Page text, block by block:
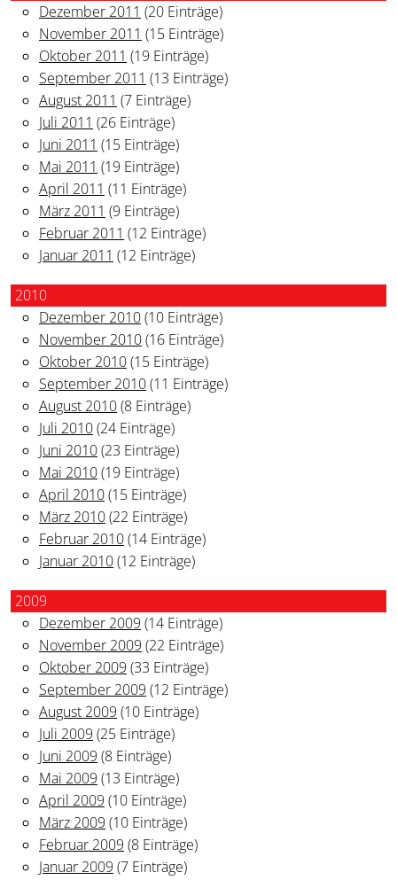
Dezember 2011 (20 Einträge)
November 2011 (15 Einträge)
Oktober 2011 (19 Einträge)
September 2011 (13 Einträge)
August 2011 (7 Einträge)
Juli 2011 (26 Einträge)
Juni 2011 (15 Einträge)
Mai 2011 (19 Einträge)
April 2011 (11 Einträge)
März 2011 (9 Einträge)
Februar 2011 (12 Einträge)
Januar 2011 (12 Einträge)
2010
Dezember 2010(10 Einträge)
November 2010(16 Einträge)
Oktober 2010(15 Einträge)
September 2010(11 Einträge)
August 2010(8 Einträge)
Juli 2010(24 Einträge)
Juni 2010(23 Einträge)
Mai 2010(19 Einträge)
April 2010(15 Einträge)
März 2010(22 Einträge)
Februar 2010(14 Einträge)
Januar 2010(12 Einträge)
2009
Dezember 2009 (14 Einträge)
November 2009 (22 Einträge)
Oktober 2009 (33 Einträge)
September 2009 (12 Einträge)
August 2009 (10 Einträge)
Juli 2009 (25 Einträge)
Juni 2009 (8 Einträge)
Mai 2009 (13 Einträge)
April 2009 (10 Einträge)
März 2009 (10 Einträge)
Februar 2009 (8 Einträge)
Januar 2009 (7 Einträge)